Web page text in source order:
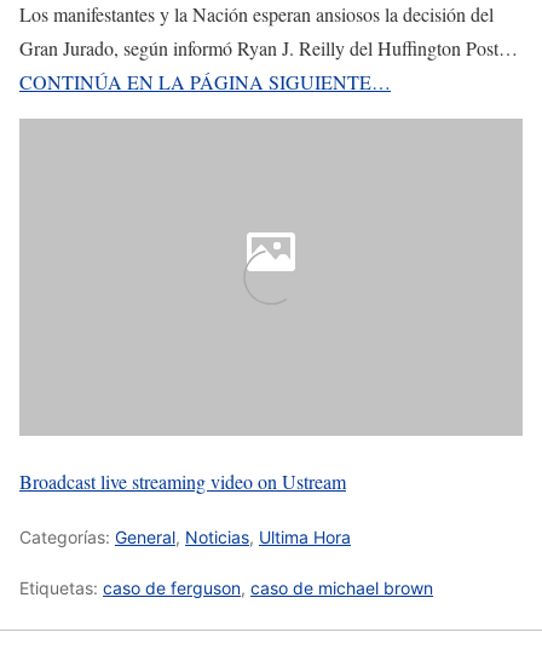
Los manifestantes y la Nación esperan ansiosos la decisión del
Gran Jurado, según informó Ryan J. Reilly del Huffington Post…
CONTINÚA EN LA PÁGINA SIGUIENTE…
Broadcast live streaming video on Ustream
Categorías: General, Noticias, Ultima Hora
Etiquetas: caso de ferguson, caso de michael brown